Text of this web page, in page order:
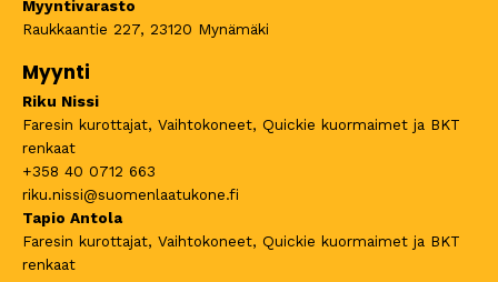
Myyntivarasto
Raukkaantie 227, 23120 Mynämäki
Myynti
Riku Nissi
Faresin kurottajat, Vaihtokoneet, Quickie kuormaimet ja BKT
renkaat
+358 40 0712 663
riku.nissi@suomenlaatukone.fi
Tapio Antola
Faresin kurottajat, Vaihtokoneet, Quickie kuormaimet ja BKT
renkaat